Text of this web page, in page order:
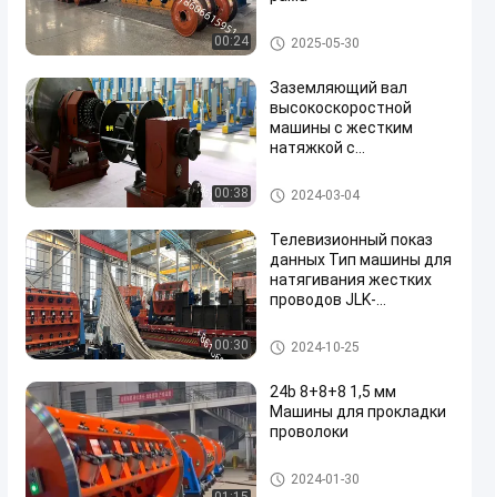
00:24 твердая машина страндинг
2025-05-30
00:38
Заземляющий вал
высокоскоростной
машины с жестким
натяжкой с
двигателем
кабель прядевьющей машин
а
2024-03-04
00:30
Телевизионный показ
данных Тип машины для
натягивания жестких
проводов JLK-
электрического
барабана
твердая машина страндинг
2024-10-25
24b 8+8+8 1,5 мм
Машины для прокладки
проволоки
твердая машина страндинг
2024-01-30